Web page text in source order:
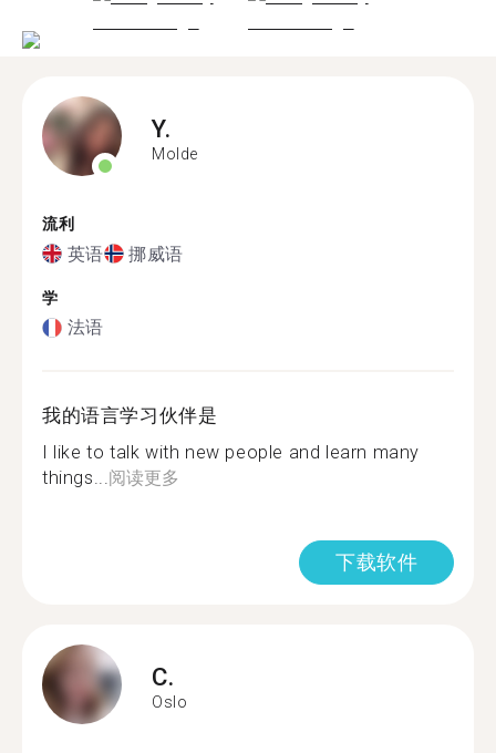
Y.
Molde
流利
英语 挪威语
学
法语
我的语言学习伙伴是
I like to talk with new people and learn many
things...阅读更多
下载软件
C.
Oslo